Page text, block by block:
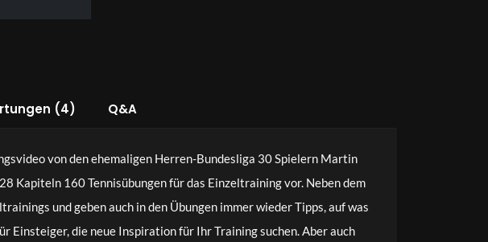
(4) Q&A
von den ehemaligen Herren-Bundesliga 30 Spielern Martin
Kapiteln 160 Tennisübungen für das Einzeltraining vor. Neben dem
und geben auch in den Übungen immer wieder Tipps, auf was
Einsteiger, die neue Inspiration für Ihr Training suchen. Aber auch